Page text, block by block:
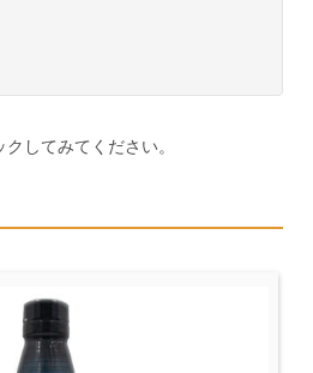
してみてください。